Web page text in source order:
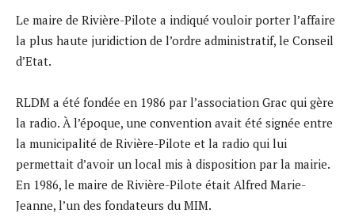
Le maire de Rivière-Pilote a indiqué vouloir porter l’affaire
la plus haute juridiction de l’ordre administratif, le Conseil
d’Etat.
RLDM a été fondée en 1986 par l’association Grac qui gère
la radio. À l’époque, une convention avait été signée entre
la municipalité de Rivière-Pilote et la radio qui lui
permettait d’avoir un local mis à disposition par la mairie.
En 1986, le maire de Rivière-Pilote était Alfred Marie-
Jeanne, l’un des fondateurs du MIM.